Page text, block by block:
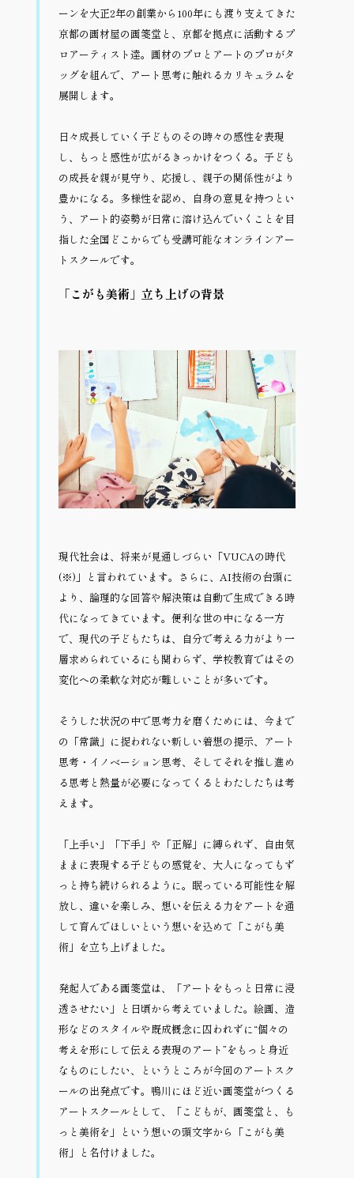
ーンを大正2年の創業から100年にも渡り支えてきた
京都の画材屋の画箋堂と、京都を拠点に活動するプ
ロアーティスト達。画材のプロとアートのプロがタ
ッグを組んで、アート思考に触れるカリキュラムを
展開します。
日々成長していく子どものその時々の感性を表現
し、もっと感性が広がるきっかけをつくる。子ども
の成長を親が見守り、応援し、親子の関係性がより
豊かになる。多様性を認め、自身の意見を持つとい
う、アート的姿勢が日常に溶け込んでいくことを目
指した全国どこからでも受講可能なオンラインアー
トスクールです。
「こがも美術」立ち上げの背景
現代社会は、将来が見通しづらい「VUCAの時代
(※)」と言われています。さらに、AI技術の台頭に
より、論理的な回答や解決策は自動で生成できる時
代になってきています。便利な世の中になる一方
で、現代の子どもたちは、自分で考える力がより一
層求められているにも関わらず、学校教育ではその
変化への柔軟な対応が難しいことが多いです。
そうした状況の中で思考力を磨くためには、今まで
の「常識」に捉われない新しい着想の提示、アート
思考・イノベーション思考、そしてそれを推し進め
る思考と熱量が必要になってくるとわたしたちは考
えます。
「上手い」「下手」や「正解」に縛られず、自由気
ままに表現する子どもの感覚を、大人になってもず
っと持ち続けられるように。眠っている可能性を解
放し、違いを楽しみ、想いを伝える力をアートを通
して育んでほしいという想いを込めて「こがも美
術」を立ち上げました。
発起人である画箋堂は、「アートをもっと日常に浸
透させたい」と日頃から考えていました。絵画、造
形などのスタイルや既成概念に囚われずに“個々の
考えを形にして伝える表現のアート”をもっと身近
なものにしたい、というところが今回のアートスク
ールの出発点です。鴨川にほど近い画箋堂がつくる
アートスクールとして、「こどもが、画箋堂と、も
っと美術を」という想いの頭文字から「こがも美
術」と名付けました。